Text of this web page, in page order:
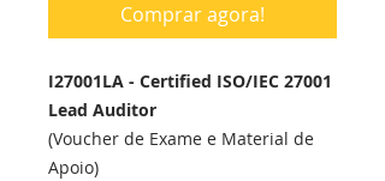
Comprar agora!
I27001LA - Certified ISO/IEC 27001
Lead Auditor
(Voucher de Exame e Material de
Apoio)